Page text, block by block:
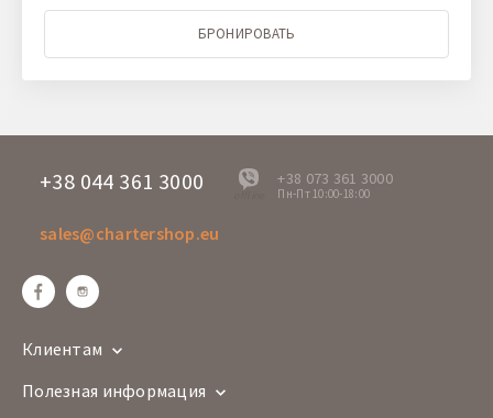
БРОНИРОВАТЬ
+38 044 361 3000 +38 073 361 3000
Пн-Пт 10:00-18:00
sales@chartershop.eu
Клиентам
Полезная информация